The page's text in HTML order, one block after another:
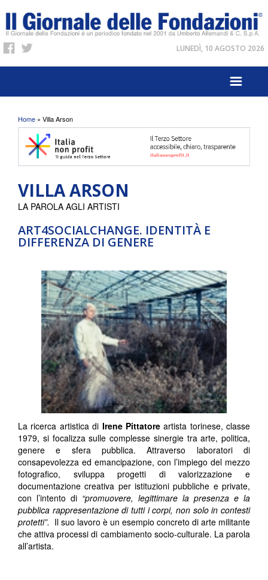
LUNEDÌ, 10 AGOSTO 2026
Tu sei qui
Home » Villa Arson
VILLA ARSON
ART4SOCIALCHANGE. IDENTITÀ E
DIFFERENZA DI GENERE
LA PAROLA AGLI ARTISTI
La ricerca artistica di Irene Pittatoreartista torinese, classe
1979, si focalizza sulle complesse sinergie tra arte, politica,
genere e sfera pubblica. Attraverso laboratori di
consapevolezza ed emancipazione, con l’impiego del mezzo
fotografico, sviluppa progetti di valorizzazione e
documentazione creativa per istituzioni pubbliche e private,
con l’intento di “promuovere, legittimare la presenza e la
pubblica rappresentazione di tutti i corpi, non solo in contesti
protetti”. Il suo lavoro è un esempio concreto di arte militante
che attiva processi di cambiamento socio-culturale. La parola
all’artista.